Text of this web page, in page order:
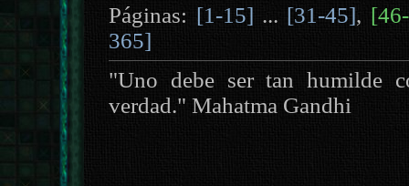
Páginas: [1-15] ... [31-45],
365]
"Uno debe ser tan humilde
verdad." Mahatma Gandhi